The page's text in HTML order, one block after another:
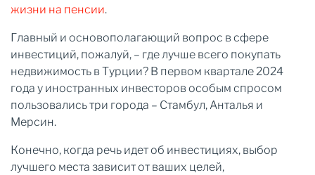
жизни на пенсии.
Главный и основополагающий вопрос в сфере
инвестиций, пожалуй, – где лучше всего покупать
недвижимость в Турции? В первом квартале 2024
года у иностранных инвесторов особым спросом
пользовались три города – Стамбул, Анталья и
Мерсин.
Конечно, когда речь идет об инвестициях, выбор
лучшего места зависит от ваших целей,